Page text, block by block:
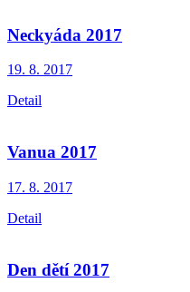
Neckyáda 2017
19. 8. 2017
Detail
Vanua 2017
17. 8. 2017
Detail
Den dětí 2017